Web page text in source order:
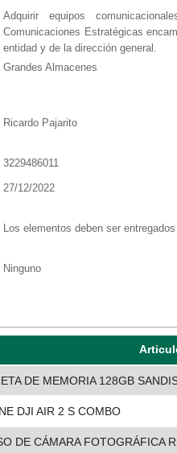
Adquirir equipos
Comunicaciones Estratégicas
entidad y de la dirección general.
Grandes Almacenes
Ricardo Pajarito
3229486011
27/12/2022
Los elementos deben ser
Ninguno
DE MEMORIA 128GB
DJI AIR 2 S COMBO
DE CÁMARA FOTOGRÁFICA